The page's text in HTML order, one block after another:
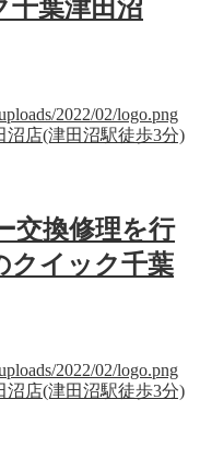
千葉津田沼
2022/02/logo.png
沼店(津田沼駅徒歩3分)
交換修理を行
クイック千葉
2022/02/logo.png
沼店(津田沼駅徒歩3分)